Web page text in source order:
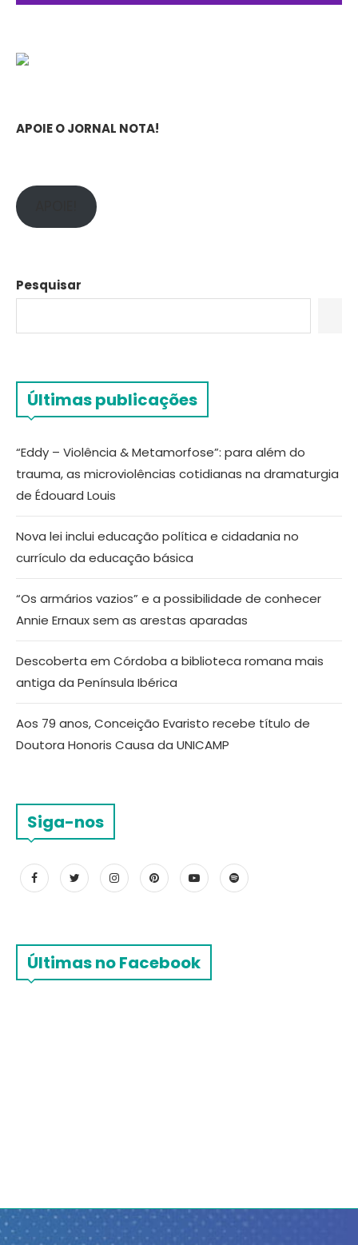
APOIE O JORNAL NOTA!
Pesquisar
Últimas publicações
“Eddy – Violência & Metamorfose”: para além do
trauma, as microviolências cotidianas na dramaturgia
de Édouard Louis
Nova lei inclui educação política e cidadania no
currículo da educação básica
“Os armários vazios” e a possibilidade de conhecer
Annie Ernaux sem as arestas aparadas
Descoberta em Córdoba a biblioteca romana mais
antiga da Península Ibérica
Aos 79 anos, Conceição Evaristo recebe título de
Doutora Honoris Causa da UNICAMP
Siga-nos
Últimas no Facebook